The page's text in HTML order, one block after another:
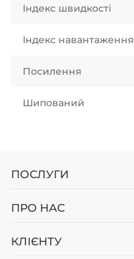
Індекс швидкості
Індекс навантаження
Посилення
Шипований
ПОСЛУГИ
ПРО НАС
КЛІЄНТУ